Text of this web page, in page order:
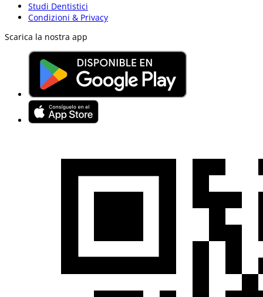
Studi Dentistici
Condizioni & Privacy
Scarica la nostra app